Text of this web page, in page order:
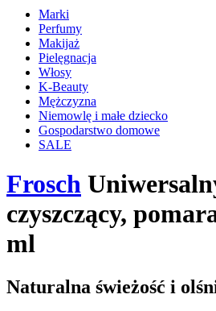
Marki
Perfumy
Makijaż
Pielęgnacja
Włosy
K-Beauty
Mężczyzna
Niemowlę i małe dziecko
Gospodarstwo domowe
SALE
Frosch
czyszczący,
ml
Naturalna świeżość i